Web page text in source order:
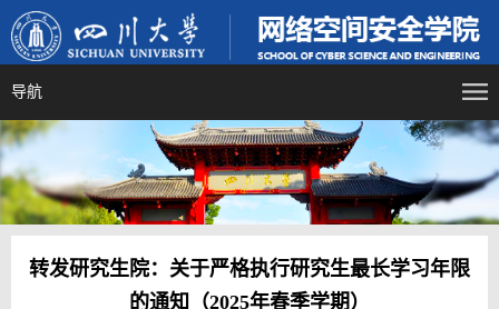
导航
转发研究生院：关于严格执行研究生最长学习年限
的通知（2025年春季学期）